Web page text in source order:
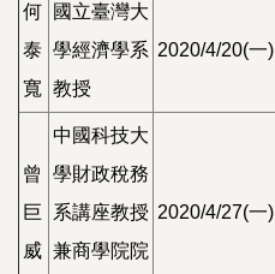
何
泰
寬
國立臺灣大
學經濟學系
教授
2020/4/20(一)
曾
巨
威
中國科技大
學財政稅務
系講座教授
兼商學院院
2020/4/27(一)